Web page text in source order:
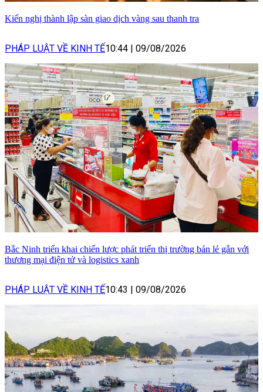
Kiến nghị thành lập sàn giao dịch vàng sau thanh tra
PHÁP LUẬT VỀ KINH TẾ10:44 09/08/2026
Bắc Ninh triển khai chiến lược phát triển thị trường bán lẻ gắn với
thương mại điện tử và logistics xanh
PHÁP LUẬT VỀ KINH TẾ10:43 09/08/2026